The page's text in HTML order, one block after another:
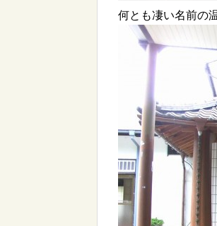
何とも凄い名前の